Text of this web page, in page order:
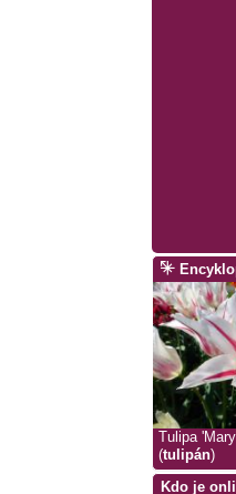
Tulipa
(tulipán)
Kdo je